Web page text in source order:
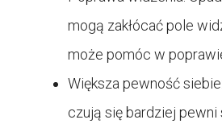
mogą zakłócać pole
może pomóc w
Większa pewność
czują się bardziej pewni